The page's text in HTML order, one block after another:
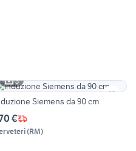
3
Siemens da 90 cm
€
(RM)